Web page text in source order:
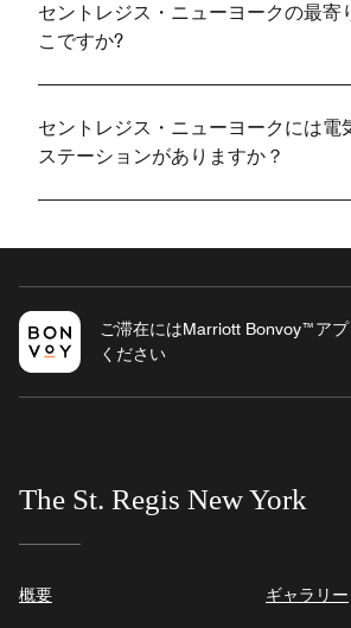
セントレジス・ニューヨークの最寄
こですか?
セントレジス・ニューヨークには電
ステーションがありますか？
ご滞在にはMarriott Bonvoy™アプ
ください
The St. Regis New York
概要 ギャラリー